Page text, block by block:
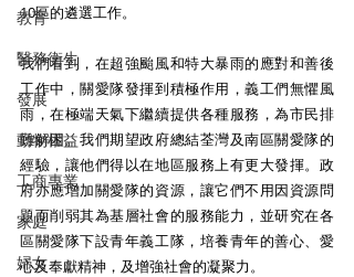
教育
醫務衛生
發展
動物權益
工商專業
家庭
婦女
10區的遴選工作。
我們看到，在超強颱風和特大暴雨的應對和善後
工作中，關愛隊發揮到積極作用，義工們無懼風
雨，在極端天氣下繼續提供各種服務，為市民排
難解困。我們期望政府總結荃灣及南區關愛隊的
經驗，讓他們得以在地區服務上有更大發揮。政
府亦應增加關愛隊的資源，讓它們不用因資源問
題而削弱其為基層社會的服務能力，並研究在各
區關愛隊下設青年義工隊，培養青年的善心、愛
心及奉獻精神，及增強社會的凝聚力。